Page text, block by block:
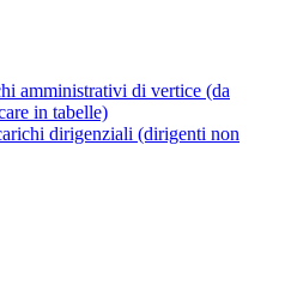
amministrativi di vertice (da
in tabelle)
dirigenziali (dirigenti non